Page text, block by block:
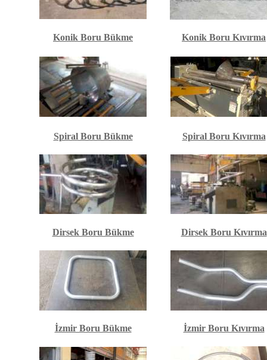
Konik Boru Bükme Konik Boru Kıvırma
Spiral Boru Bükme Spiral Boru Kıvırma
Dirsek Boru Bükme Dirsek Boru Kıvırma
İzmir Boru Bükme İzmir Boru Kıvırma